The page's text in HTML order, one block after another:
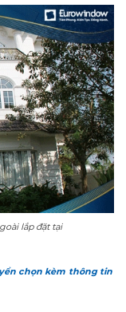
lắp đặt tại
chọn kèm thông tin